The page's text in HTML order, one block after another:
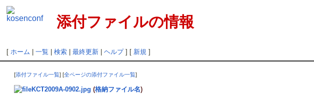
添付ファイルの情報
[ホーム |一覧 |検索 |最終更新 |ヘルプ] [ 新規 ]
[添付ファイル一覧] [全ページの添付ファイル一覧]
KCT2009A-0902.jpg (格納ファイル名)